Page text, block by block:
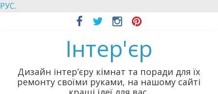
РУС.
Інтер'єр
Дизайн інтер’єру кімнат та поради для їх
ремонту своїми руками, на нашому сайті